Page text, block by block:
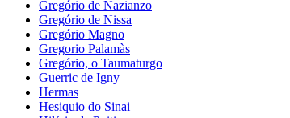
Gregório de Nazianzo
Gregório de Nissa
Gregório Magno
Gregorio Palamàs
Gregório, o Taumaturgo
Guerric de Igny
Hermas
Hesiquio do Sinai